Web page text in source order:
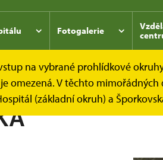
Fotogalerie
na vybrané prohlídkové
omezená. V těchto
(základní okruh) a
Kukský herbář - aneb co u